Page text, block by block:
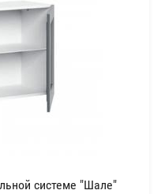
системе "Шале"